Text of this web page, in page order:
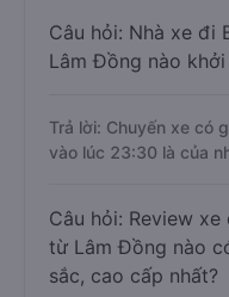
Câu hỏi: Nhà xe đi
Lâm Đồng nào
Trả lời: Chuyến xe có
vào lúc 23:30 là của
Câu hỏi: Review
từ Lâm Đồng nào
sắc, cao cấp nhất?